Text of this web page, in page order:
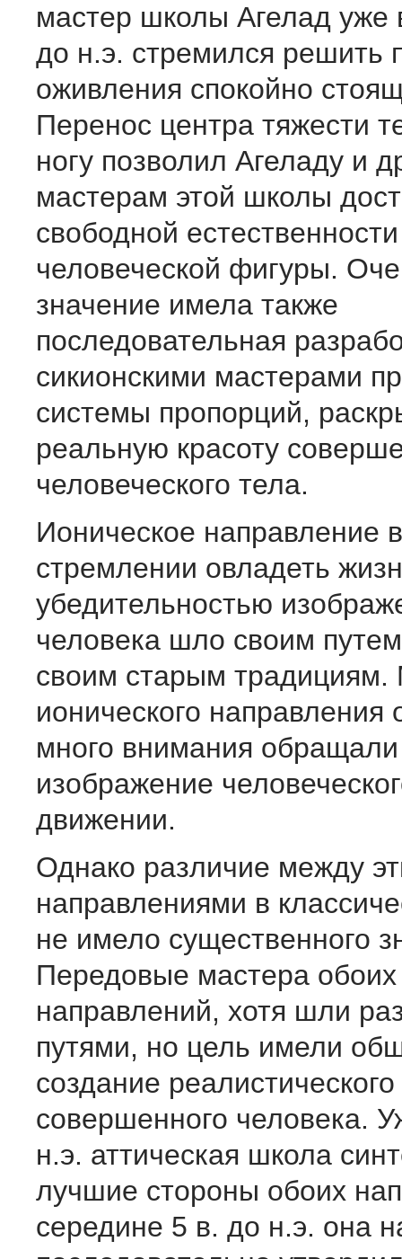
мастер школы Агелад уже
до н.э. стремился решить
оживления спокойно
Перенос центра тяжести
ногу позволил Агеладу и
мастерам этой школы
свободной
человеческой фигуры.
значение имела также
последовательная
сикионскими мастерами
системы пропорций,
реальную красоту
человеческого тела.
Ионическое направление
стремлении овладеть
убедительностью
человека шло своим
своим старым традициям.
ионического направления
много внимания
изображение
движении.
Однако различие между
направлениями в
не имело существенного
Передовые мастера обоих
направлений, хотя шли
путями, но цель имели
создание
совершенного человека.
н.э. аттическая школа
лучшие стороны обоих
середине 5 в. до н.э. она